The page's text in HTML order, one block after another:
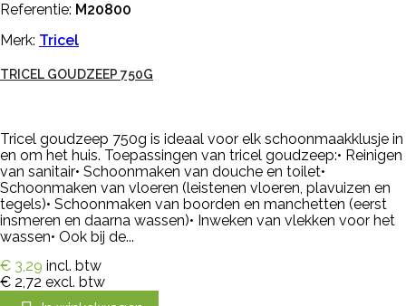
Referentie: M20800
Merk: Tricel
TRICEL GOUDZEEP 750G
Tricel goudzeep 750g is ideaal voor elk schoonmaakklusje in
en om het huis. Toepassingen van tricel goudzeep:• Reinigen
van sanitair• Schoonmaken van douche en toilet•
Schoonmaken van vloeren (leistenen vloeren, plavuizen en
tegels)• Schoonmaken van boorden en manchetten (eerst
insmeren en daarna wassen)• Inweken van vlekken voor het
wassen• Ook bij de...
€ 3,29 incl. btw
€ 2,72 excl. btw